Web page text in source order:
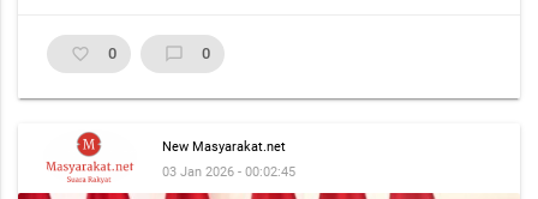
favorite_border 0 chat_bubble_outline 0
New Masyarakat.net
03 Jan 2026 - 00:02:45